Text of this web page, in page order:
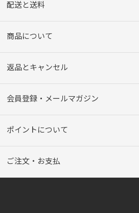
配送と送料
商品について
返品とキャンセル
会員登録・メールマガジン
ポイントについて
ご注文・お支払